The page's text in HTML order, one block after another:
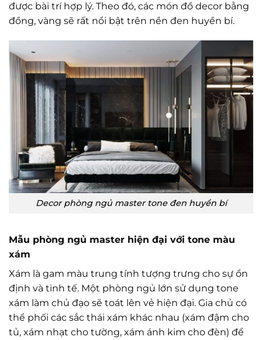
được bài trí hợp lý. Theo đó, các món đồ decor bằng
đồng, vàng sẽ rất nổi bật trên nền đen huyền bí.
Decor phòng ngủ master tone đen huyền bí
Mẫu phòng ngủ master hiện đại với tone màu
xám
Xám là gam màu trung tính tượng trưng cho sự ổn
định và tinh tế. Một phòng ngủ lớn sử dụng tone
xám làm chủ đạo sẽ toát lên vẻ hiện đại. Gia chủ có
thể phối các sắc thái xám khác nhau (xám đậm cho
tủ, xám nhạt cho tường, xám ánh kim cho đèn) để